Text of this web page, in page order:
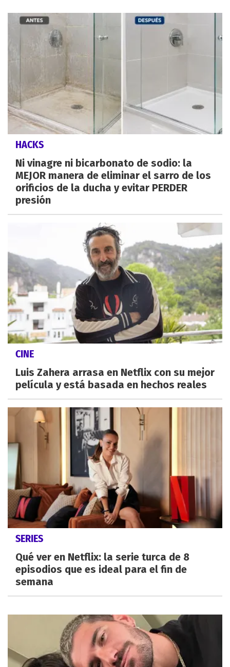
HACKS
Ni vinagre ni bicarbonato de sodio: la
MEJOR manera de eliminar el sarro de los
orificios de la ducha y evitar PERDER
presión
CINE
Luis Zahera arrasa en Netflix con su mejor
película y está basada en hechos reales
SERIES
Qué ver en Netflix: la serie turca de 8
episodios que es ideal para el fin de
semana